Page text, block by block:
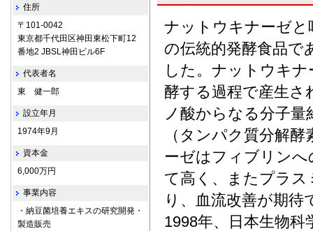
ナットウキナーゼ
の伝統的発酵食品で
した。ナットウキ
酵する過程で産生さ
ノ酸からなる分子
（タンパク質分解
ーゼはフィブリン
て高く、またプラ
り、血流改善が期待
1998年、日本生物
住所
〒101-0042
東京都千代田区神田東松下町12
番地2 JBSL神田ビル6F
代表者名
東 健一郎
設立年月
1974年9月
資本金
6,000万円
事業内容
・納豆菌培養エキスの研究開発・
製造販売